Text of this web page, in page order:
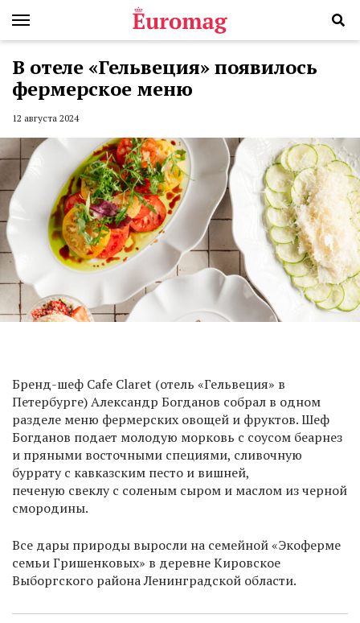
В отеле «Гельвеция» появилось
фермерское меню
12 августа 2024
Бренд-шеф Cafe Claret (отель «Гельвеция» в
Петербурге) Александр Богданов собрал в одном
разделе меню фермерских овощей и фруктов. Шеф
Богданов подает молодую морковь с соусом беарнез
и пряными восточными специями, сливочную
буррату с кавказским песто и вишней,
печеную свеклу с соленым сыром и маслом из черной
смородины.
Все дары природы выросли на семейной «Экоферме
семьи Гришенковых» в деревне Кировское
Выборгского района Ленинградской области.